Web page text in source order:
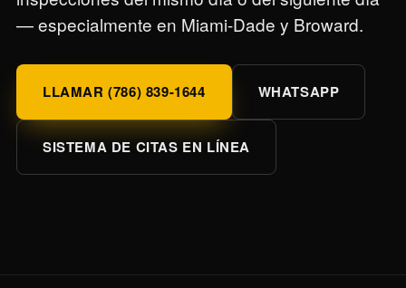
— especialmente en Miami-Dade y Broward.
LLAMAR (786) 839-1644 WHATSAPP
SISTEMA DE CITAS EN LÍNEA